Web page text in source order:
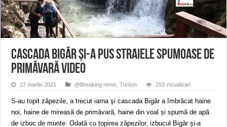
ANUNŢ OPRIRE ANUNŢ OPRIRE APĂ în ORAVIȚA – 05.08.2026 – avarie
Anunț important – Închidere temporară Podul de Piatră din Herculane
Cascada Bigăr și-a pus straiele spumoase de
primăvară VIDEO
27 martie 2021 @Breaking news ,Turism 253 vizualizari
S-au topit zăpezile, a trecut iarna şi cascada Bigăr a îmbrăcat haine
noi, haine de mireasă de primăvară, haine din voal și spumă de apă
de izbuc de munte. Odată cu topirea zăpezilor, izbucul Bigăr și-a